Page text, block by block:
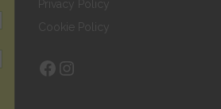
Privacy Policy
Cookie Policy
Facebook
Instagram